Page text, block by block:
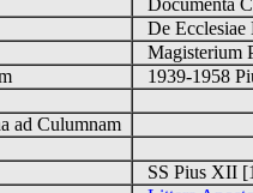
Documenta
De
Magisterium
1939-1958
ad Culumnam
SS Pius XII